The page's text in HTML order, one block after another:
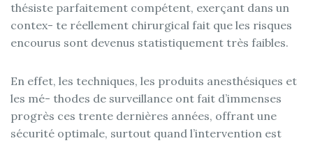
thésiste parfaitement compétent, exerçant dans un
contex- te réellement chirurgical fait que les risques
encourus sont devenus statistiquement très faibles.
En effet, les techniques, les produits anesthésiques et
les mé- thodes de surveillance ont fait d’immenses
progrès ces trente dernières années, offrant une
sécurité optimale, surtout quand l’intervention est